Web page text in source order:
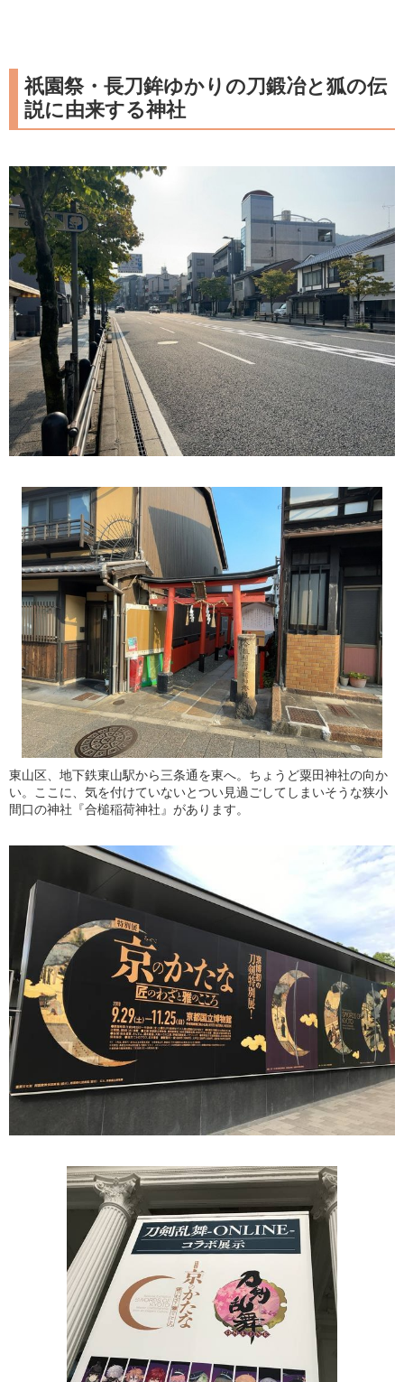
祇園祭・長刀鉾ゆかりの刀鍛冶と狐の伝
説に由来する神社
東山区、地下鉄東山駅から三条通を東へ。ちょうど粟田神社の向か
い。ここに、気を付けていないとつい見過ごしてしまいそうな狭小
間口の神社『合槌稲荷神社』があります。